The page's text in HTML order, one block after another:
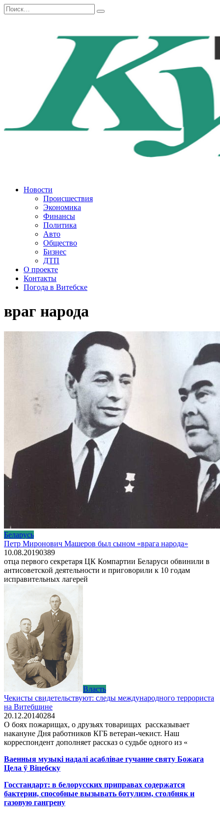
Перейти
к
Search
for:
Новости
Происшествия
Экономика
Финансы
Политика
Авто
Общество
Бизнес
ДТП
О проекте
Контакты
Погода в Витебске
враг народа
Беларусь
Петр Миронович Машеров был сыном «врага народа»
10.08.20190389
отца первого секретаря ЦК Компартии Беларуси обвинили в
антисоветской деятельности и приговорили к 10 годам
исправительных лагерей
Власть
Чекисты свидетельствуют: следы международного террориста
на Витебщине
20.12.20140284
О боях пожарищах, о друзьях товарищах рассказывает
накануне Дня работников КГБ ветеран-чекист. Наш
корреспондент дополняет рассказ о судьбе одного из «
Ваенныя музыкі надалі асаблівае гучанне святу Божага
Цела ў Віцебску
Госстандарт: в белорусских приправах содержатся
бактерии, способные вызывать ботулизм, столбняк и
газовую гангрену